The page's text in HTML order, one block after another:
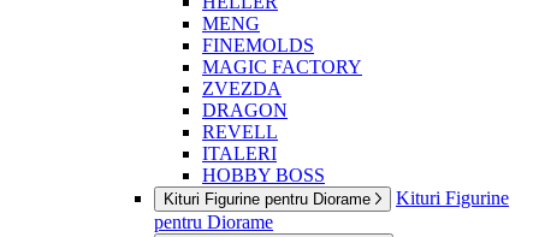
MENG
FINEMOLDS
MAGIC FACTORY
ZVEZDA
DRAGON
REVELL
ITALERI
HOBBY BOSS
Kituri Figurine pentru Diorame
Kituri Figurine
pentru Diorame